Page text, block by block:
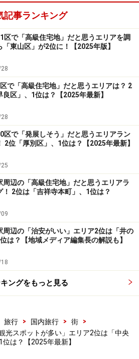
ントが寄せられていました。
岡市7区で「魅力的な観光スポッ
ア
さん「博多区は歴史文化
光スポットが多い」との声が集ま
多区、2位が中央区でした。交通
・グルメ・文化・自然がそろい、
客を惹きつけています。
岡空港を擁し、櫛田神社や博多座
点在。キャナルシティ博多や中洲
しており、博多ラーメンや屋台文
園山笠や博多どんたくに加え、秋
スティバル」も開催され、音楽と
する場として注目を集めていま
に九州最大の繁華街を有し、大濠
市美術館など、自然と文化が調和
光と歴史、スポーツの魅力が共存
記事ランキング
区で「高級住宅地」だと思うエリアを調
「東山区」が2位に！【2025年版】
で「高級住宅地」だと思うエリアは？ 2
良区」、1位は？【2025年最新】
区で「発展しそう」だと思うエリアラン
2位「厚別区」、1位は？【2025年最新】
周辺の「高級住宅地」だと思うエリアラ
！ 2位は「吉祥寺本町」、1位は？
周辺の「治安がいい」エリア2位は「井の
は？【地域メディア編集長の解説も】
ングをもっと見る
旅行 > 国内旅行 > 街
>
光スポットが多い」エリア2位は「中央
位は？【2025年最新】